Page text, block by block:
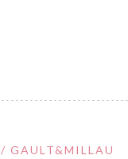
GAULT&MILLAU